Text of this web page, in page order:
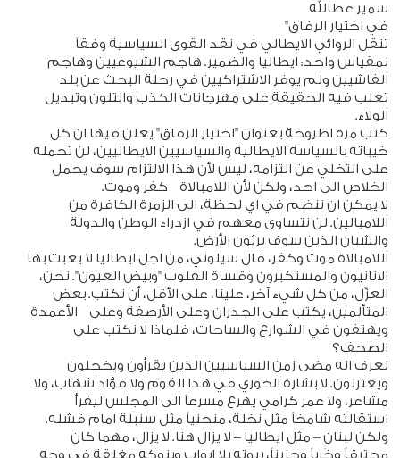
سمير عطالله
في اختيار الرفاق"
تنقل الروائي الايطالي في نقد القوى السياسية وفقاً
لمقياس واحد: ايطاليا والضمير. هاجم الشيوعيين وهاجم
الفاشيين ولم يوفر الاشتراكيين في رحلة البحث عن بلد
تغلب فيه الحقيقة على مهرجانات الكذب والتلون وتبديل
الولاء.
كتب مرة اطروحة بعنوان "اختيار الرفاق" يعلن فيها ان كل
خيباته بالسياسة الايطالية والسياسيين الايطاليين، لن تحمله
على التخلي عن التزامه، ليس لأن هذا الالتزام سوف يحمل
الخلاص الى احد، ولكن لأن اللامبالاة كفر وموت.
لا يمكن ان ننضم في اي لحظة، الى الزمرة الكافرة من
اللامبالين. لن نتساوى معهم في ازدراء الوطن والدولة
والشبان الذين سوف يرثون الأرض.
اللامبالاة موت وكفر، قال سيلوني، من اجل ايطاليا لا يعبث بها
الانانيون والمستكبرون وقساة القلوب "وبيض العيون". نحن،
العزّل، من كل شيء آخر، علينا، على الأقل، أن نكتب. بعض
المتألمين، يكتب على الجدران وعلى الأرصفة وعلى الأعمدة
ويهتفون في الشوارع والساحات، فلماذا لا نكتب على
الصحف؟
نعرف انه مضى زمن السياسيين الذين يقرأون ويخجلون
ويعتزلون. لا بشارة الخوري في هذا القوم ولا فؤاد شهاب، ولا
مشاعر، ولا عمر كرامي يهرع مسرعاً الى المجلس ليقرأ
استقالته شامخاً مثل نخلة، منحنياً مثل سنبلة امام فشله.
ولكن لبنان – مثل ايطاليا – لا يزال هنا. لا يزال، مهما كان